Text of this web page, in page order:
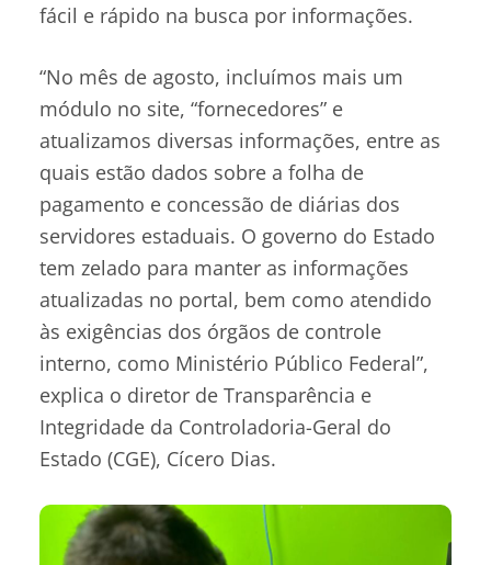
fácil e rápido na busca por informações.
“No mês de agosto, incluímos mais um
módulo no site, “fornecedores” e
atualizamos diversas informações, entre as
quais estão dados sobre a folha de
pagamento e concessão de diárias dos
servidores estaduais. O governo do Estado
tem zelado para manter as informações
atualizadas no portal, bem como atendido
às exigências dos órgãos de controle
interno, como Ministério Público Federal”,
explica o diretor de Transparência e
Integridade da Controladoria-Geral do
Estado (CGE), Cícero Dias.